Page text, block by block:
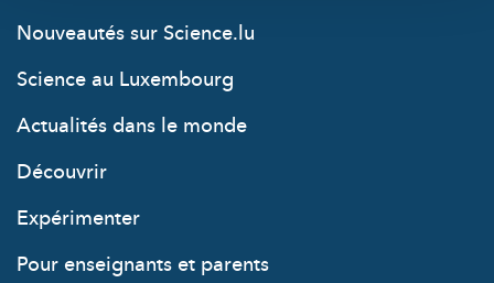
Nouveautés sur Science.lu
Science au Luxembourg
Actualités dans le monde
Découvrir
Expérimenter
Pour enseignants et parents